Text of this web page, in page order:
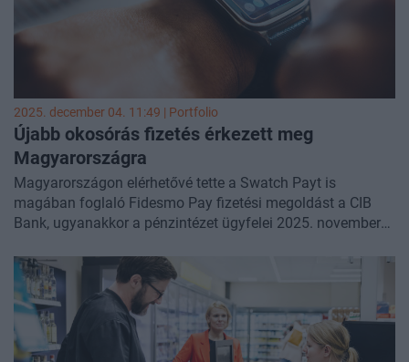
fejlesztésekről, szabályozásról, finanszírozásról,
tanácsadásról vagy véleményformálásról.Ditróy Gergely
2025. december 04. 11:49 | Portfolio
Újabb okosórás fizetés érkezett meg
Magyarországra
Magyarországon elérhetővé tette a Swatch Payt is
magában foglaló Fidesmo Pay fizetési megoldást a CIB
Bank, ugyanakkor a pénzintézet ügyfelei 2025. november
közölte a CIB Bank.